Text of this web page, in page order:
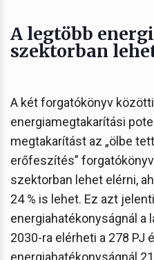
A legtöbb
szektorban
A két forgatókönyv
energiamegtakarítási
megtakarítást az „ölbe
erőfeszítés”
szektorban lehet elérni,
24 % is lehet. Ez azt
energiahatékonyságnál a
2030-ra elérheti a 278 PJ
energiahatékonyságnál